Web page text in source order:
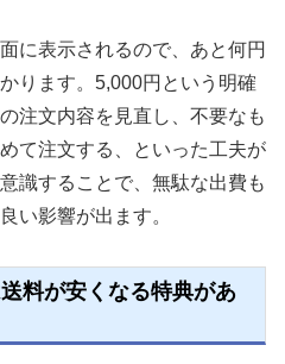
に表示されるので、あと何円
ります。5,000円という明確
注文内容を見直し、不要なも
て注文する、といった工夫が
識することで、無駄な出費も
い影響が出ます。
料が安くなる特典があ